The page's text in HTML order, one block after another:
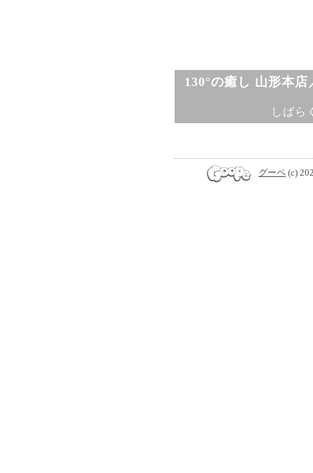
130°の癒し 山形本
しばら
グーペ (c)